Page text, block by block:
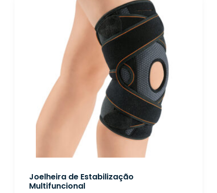
Joelheira de Estabilização
Multifuncional